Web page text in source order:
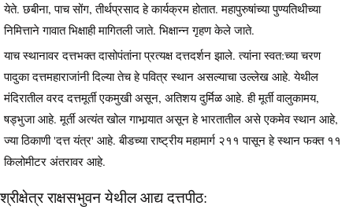
येते. छबीना, पाच सोंग, तीर्थप्रसाद हे कार्यक्रम होतात. महापुरुषांच्या पुण्यतिथीच्या
निमित्ताने गावात भिक्षाही मागितली जाते. भिक्षान्न गृहण केले जाते.
याच स्थानावर दत्तभक्त दासोपंतांना प्रत्यक्ष दत्तदर्शन झाले. त्यांना स्वत:च्या चरण
पादुका दत्तमहाराजांनी दिल्या तेच हे पवित्र स्थान असल्याचा उल्लेख आहे. येथील
मंदिरातील वरद दत्तमूर्ती एकमुखी असून, अतिशय दुर्मिळ आहे. ही मूर्ती वालुकामय,
षड्भुजा आहे. मूर्ती अत्यंत खोल गाभार्‍यात असून हे भारतातील असे एकमेव स्थान आहे,
ज्या ठिकाणी 'दत्त यंत्र' आहे. बीडच्या राष्ट्रीय महामार्ग २११ पासून हे स्थान फक्त ११
किलोमीटर अंतरावर आहे.
श्रीक्षेत्र राक्षसभुवन येथील आद्य दत्तपीठ: